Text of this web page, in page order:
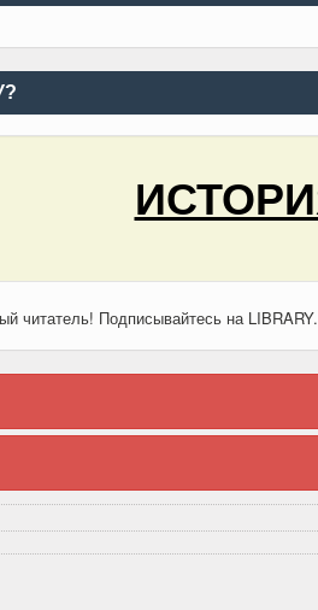
читатель! Подписывайтесь на